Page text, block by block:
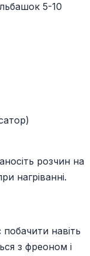
5-10
розчин на
нагріванні.
навіть
з фреоном і